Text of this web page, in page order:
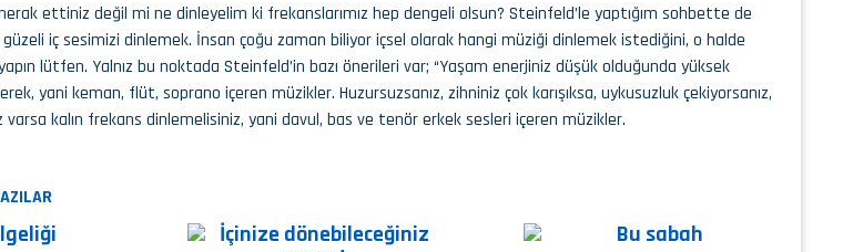
ettiniz değil mi ne dinleyelim ki frekanslarımız hep dengeli olsun? Steinfeld’le yaptığım sohbette de
iç sesimizi dinlemek. İnsan çoğu zaman biliyor içsel olarak hangi müziği dinlemek istediğini, o halde
lütfen. Yalnız bu noktada Steinfeld’in bazı önerileri var; “Yaşam enerjiniz düşük olduğunda yüksek
yani keman, flüt, soprano içeren müzikler. Huzursuzsanız, zihniniz çok karışıksa, uykusuzluk çekiyorsanız,
kalın frekans dinlemelisiniz, yani davul, bas ve tenör erkek sesleri içeren müzikler.